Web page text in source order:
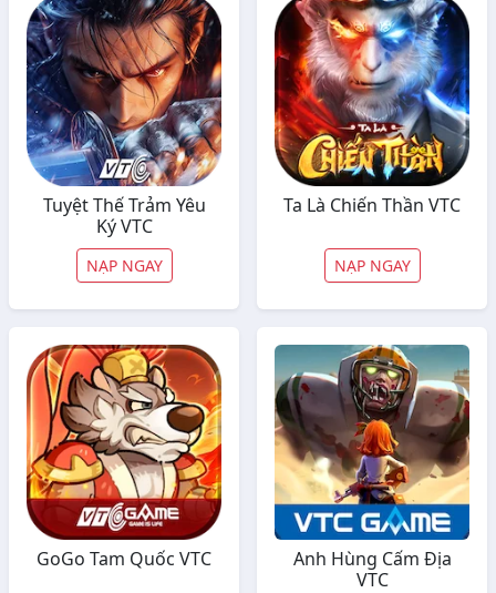
Tuyệt Thế Trảm Yêu
Ký VTC
NẠP NGAY
Ta Là Chiến Thần VTC
NẠP NGAY
GoGo Tam Quốc VTC
Anh Hùng Cấm Địa
VTC